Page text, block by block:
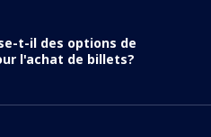
t-il des options de
l'achat de billets?